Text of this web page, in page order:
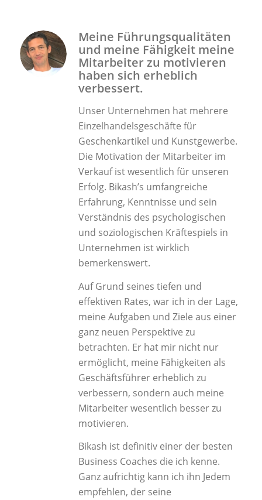
Meine Führungsqualitäten
und meine Fähigkeit meine
Mitarbeiter zu motivieren
haben sich erheblich
verbessert.
Unser Unternehmen hat mehrere
Einzelhandelsgeschäfte für
Geschenkartikel und Kunstgewerbe.
Die Motivation der Mitarbeiter im
Verkauf ist wesentlich für unseren
Erfolg. Bikash’s umfangreiche
Erfahrung, Kenntnisse und sein
Verständnis des psychologischen
und soziologischen Kräftespiels in
Unternehmen ist wirklich
bemerkenswert.
Auf Grund seines tiefen und
effektiven Rates, war ich in der Lage,
meine Aufgaben und Ziele aus einer
ganz neuen Perspektive zu
betrachten. Er hat mir nicht nur
ermöglicht, meine Fähigkeiten als
Geschäftsführer erheblich zu
verbessern, sondern auch meine
Mitarbeiter wesentlich besser zu
motivieren.
Bikash ist definitiv einer der besten
Business Coaches die ich kenne.
Ganz aufrichtig kann ich ihn Jedem
empfehlen, der seine